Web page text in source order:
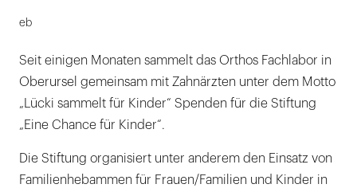
eb
Seit einigen Monaten sammelt das Orthos Fachlabor in
Oberursel gemeinsam mit Zahnärzten unter dem Motto
„Lücki sammelt für Kinder“ Spenden für die Stiftung
„Eine Chance für Kinder“.
Die Stiftung organisiert unter anderem den Einsatz von
Familienhebammen für Frauen/Familien und Kinder in